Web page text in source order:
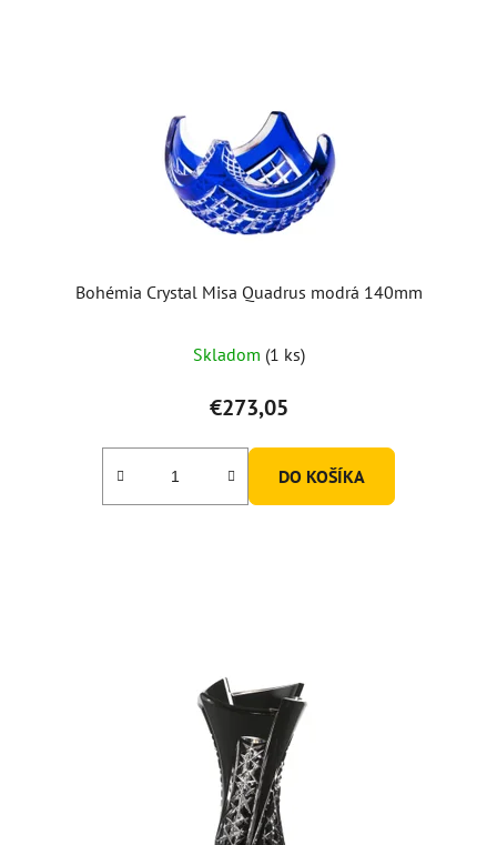
Bohémia Crystal Misa Quadrus modrá 140mm
Skladom (1 ks)
€273,05
DO KOŠÍKA